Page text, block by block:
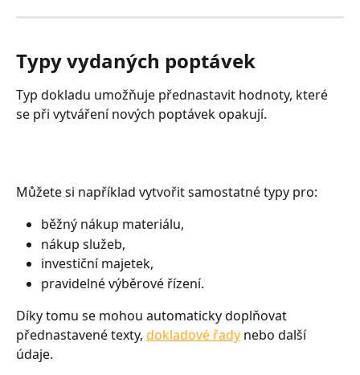
Typy vydaných poptávek
Typ dokladu umožňuje přednastavit hodnoty, které
se při vytváření nových poptávek opakují.
Můžete si například vytvořit samostatné typy pro:
běžný nákup materiálu,
nákup služeb,
investiční majetek,
pravidelné výběrové řízení.
Díky tomu se mohou automaticky doplňovat
přednastavené texty, dokladové řady nebo další
údaje.